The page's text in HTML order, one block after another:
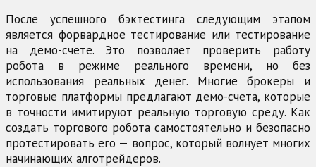
После успешного бэктестинга следующим этапом
является форвардное тестирование или тестирование
на демо-счете. Это позволяет проверить работу
робота в режиме реального времени, но без
использования реальных денег. Многие брокеры и
торговые платформы предлагают демо-счета, которые
в точности имитируют реальную торговую среду. Как
создать торгового робота самостоятельно и безопасно
протестировать его — вопрос, который волнует многих
начинающих алготрейдеров.